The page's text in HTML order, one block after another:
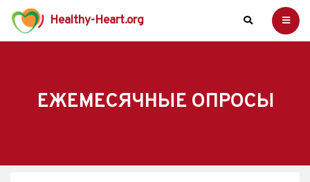
Healthy-Heart.org
ЕЖЕМЕСЯЧНЫЕ ОПРОСЫ